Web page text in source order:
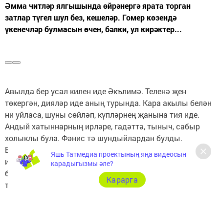
Әмма читләр ялгышында өйрәнергә ярата торган
затлар түгел шул без, кешеләр. Гомер көзендә
үкенечләр булмасын өчен, бәлки, ул кирәктер...
Яшь Татмедиа проектының яңа видеосын
карадыгызмы әле?
Карарга